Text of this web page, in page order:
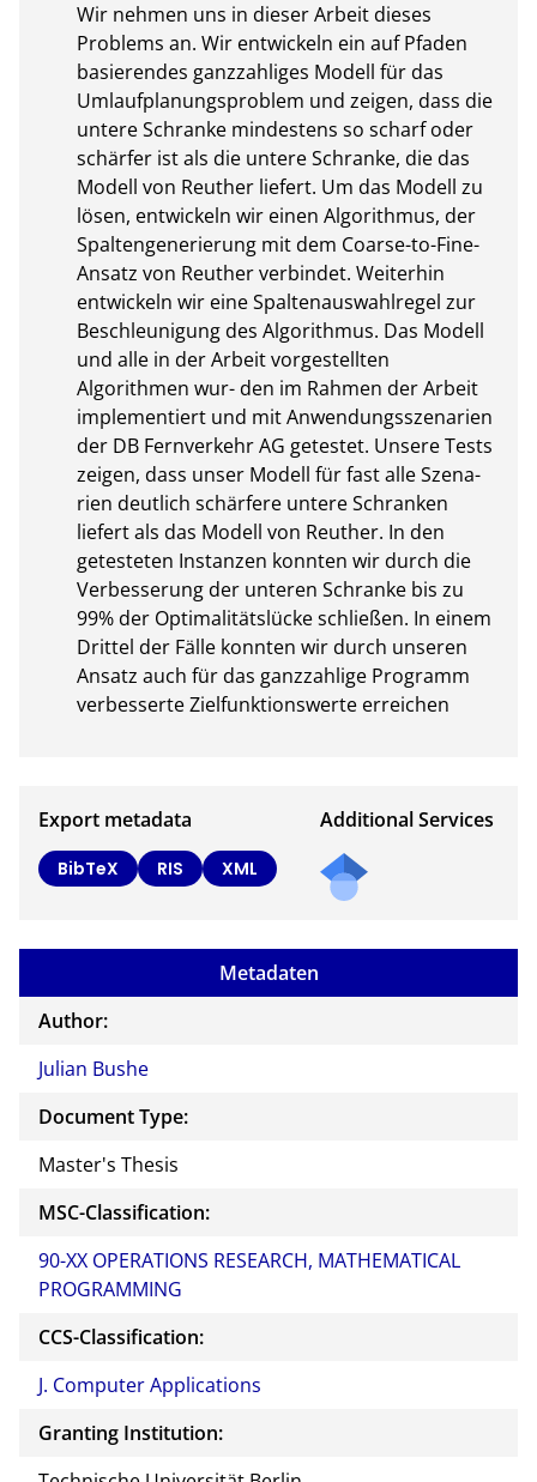
Wir nehmen uns in dieser Arbeit dieses
Problems an. Wir entwickeln ein auf Pfaden
basierendes ganzzahliges Modell für das
Umlaufplanungsproblem und zeigen, dass die
untere Schranke mindestens so scharf oder
schärfer ist als die untere Schranke, die das
Modell von Reuther liefert. Um das Modell zu
lösen, entwickeln wir einen Algorithmus, der
Spaltengenerierung mit dem Coarse-to-Fine-
Ansatz von Reuther verbindet. Weiterhin
entwickeln wir eine Spaltenauswahlregel zur
Beschleunigung des Algorithmus. Das Modell
und alle in der Arbeit vorgestellten
Algorithmen wur- den im Rahmen der Arbeit
implementiert und mit Anwendungsszenarien
der DB Fernverkehr AG getestet. Unsere Tests
zeigen, dass unser Modell für fast alle Szena-
rien deutlich schärfere untere Schranken
liefert als das Modell von Reuther. In den
getesteten Instanzen konnten wir durch die
Verbesserung der unteren Schranke bis zu
99% der Optimalitätslücke schließen. In einem
Drittel der Fälle konnten wir durch unseren
Ansatz auch für das ganzzahlige Programm
verbesserte Zielfunktionswerte erreichen
Export metadata
BibTeX RIS XML
Additional Services
Metadaten
Author:
Julian Bushe
Document Type:
Master's Thesis
MSC-Classification:
90-XX OPERATIONS RESEARCH, MATHEMATICAL
PROGRAMMING
CCS-Classification:
J. Computer Applications
Granting Institution: